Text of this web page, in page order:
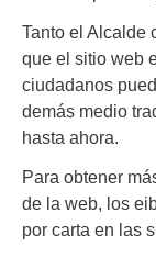
Tanto el Alcalde
que el sitio web
ciudadanos
demás medio
hasta ahora.
Para obtener
de la web, los
por carta en las